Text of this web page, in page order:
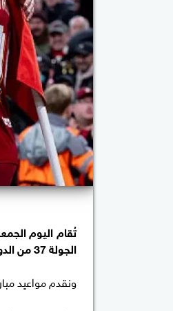
الجولة 37 من الدوري الإنجليزي، ومباراة ضمك والفيحاء في الدوري السعودي.
ونقدم مواعيد مباريات اليوم